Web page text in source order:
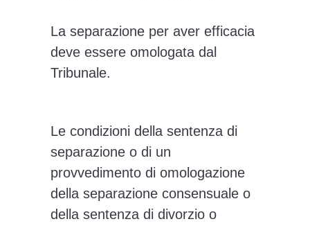
La separazione per aver efficacia
deve essere omologata dal
Tribunale.
Le condizioni della sentenza di
separazione o di un
provvedimento di omologazione
della separazione consensuale o
della sentenza di divorzio o